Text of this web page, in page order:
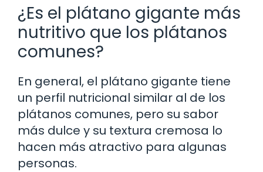
¿Es el plátano gigante más
nutritivo que los plátanos
comunes?
En general, el plátano gigante tiene
un perfil nutricional similar al de los
plátanos comunes, pero su sabor
más dulce y su textura cremosa lo
hacen más atractivo para algunas
personas.